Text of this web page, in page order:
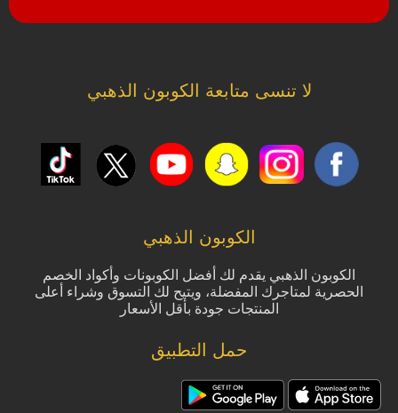
لا تنسى متابعة الكوبون الذهبي
الكوبون الذهبي
الكوبون الذهبي يقدم لك أفضل الكوبونات وأكواد الخصم
الحصرية لمتاجرك المفضلة، ويتيح لك التسوق وشراء أعلى
المنتجات جودة بأقل الأسعار
حمل التطبيق